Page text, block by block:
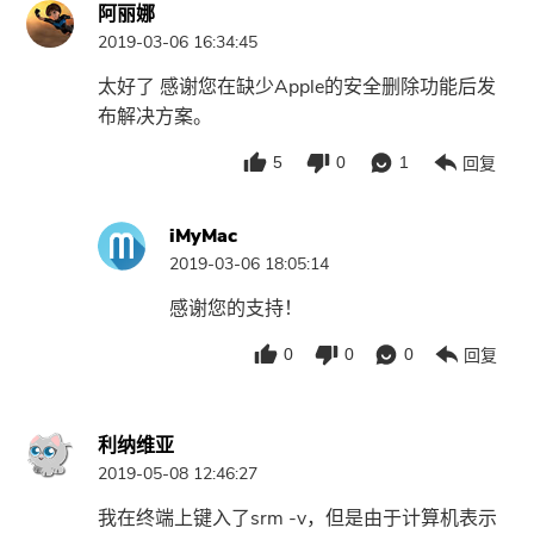
阿丽娜
2019-03-06 16:34:45
太好了 感谢您在缺少Apple的安全删除功能后发
布解决方案。
5 0 1 回复
iMyMac
2019-03-06 18:05:14
感谢您的支持！
0 0 0 回复
利纳维亚
2019-05-08 12:46:27
我在终端上键入了srm -v，但是由于计算机表示